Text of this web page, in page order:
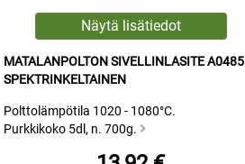
MATALANPOLTON SIVELLINLASITE A0485
SPEKTRINKELTAINEN
Polttolämpötila 1020 - 1080°C.
Purkkikoko 5dl, n. 700g.